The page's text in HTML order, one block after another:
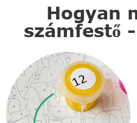
Hogyan
számfestő